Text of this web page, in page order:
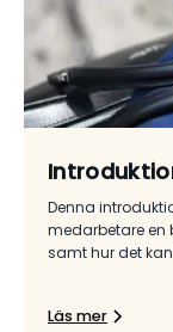
Denna
medarbetare en
samt hur det
Läs mer